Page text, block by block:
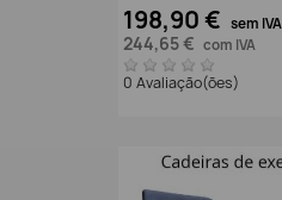
198,90 € sem IVA
244,65 € com IVA
0 Avaliação(ões)